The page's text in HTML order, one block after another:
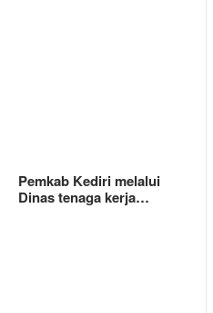
Pemkab Kediri melalui
Dinas tenaga kerja…